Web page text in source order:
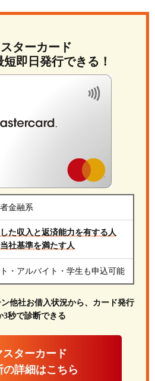
ターカード
即日発行できる！
金融系
た収入と返済能力を有する人
社基準を満たす人
・アルバイト・学生も申込可能
他社お借入状況から、カード発行
3秒で診断できる
ターカード
の詳細はこちら